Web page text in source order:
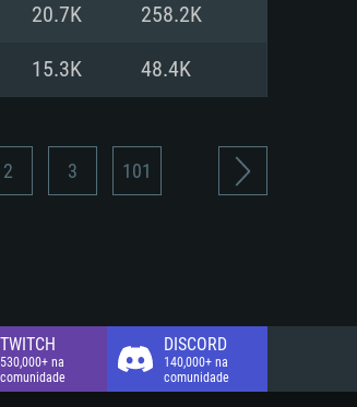
20.7K 258.2K
15.3K 48.4K
2 3 101
TWITCH
530,000+ na
comunidade
DISCORD
140,000+ na
comunidade